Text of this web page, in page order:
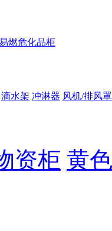
燃危化品柜
滴水架 冲淋器 风机/排风罩
资柜 黄